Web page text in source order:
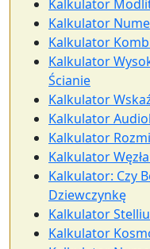
Kalkulator
Kalkulator
Kalkulator
Kalkulator
Ścianie
Kalkulator
Kalkulator
Kalkulator
Kalkulator
Kalkulator: Czy
Dziewczynkę
Kalkulator
Kalkulator